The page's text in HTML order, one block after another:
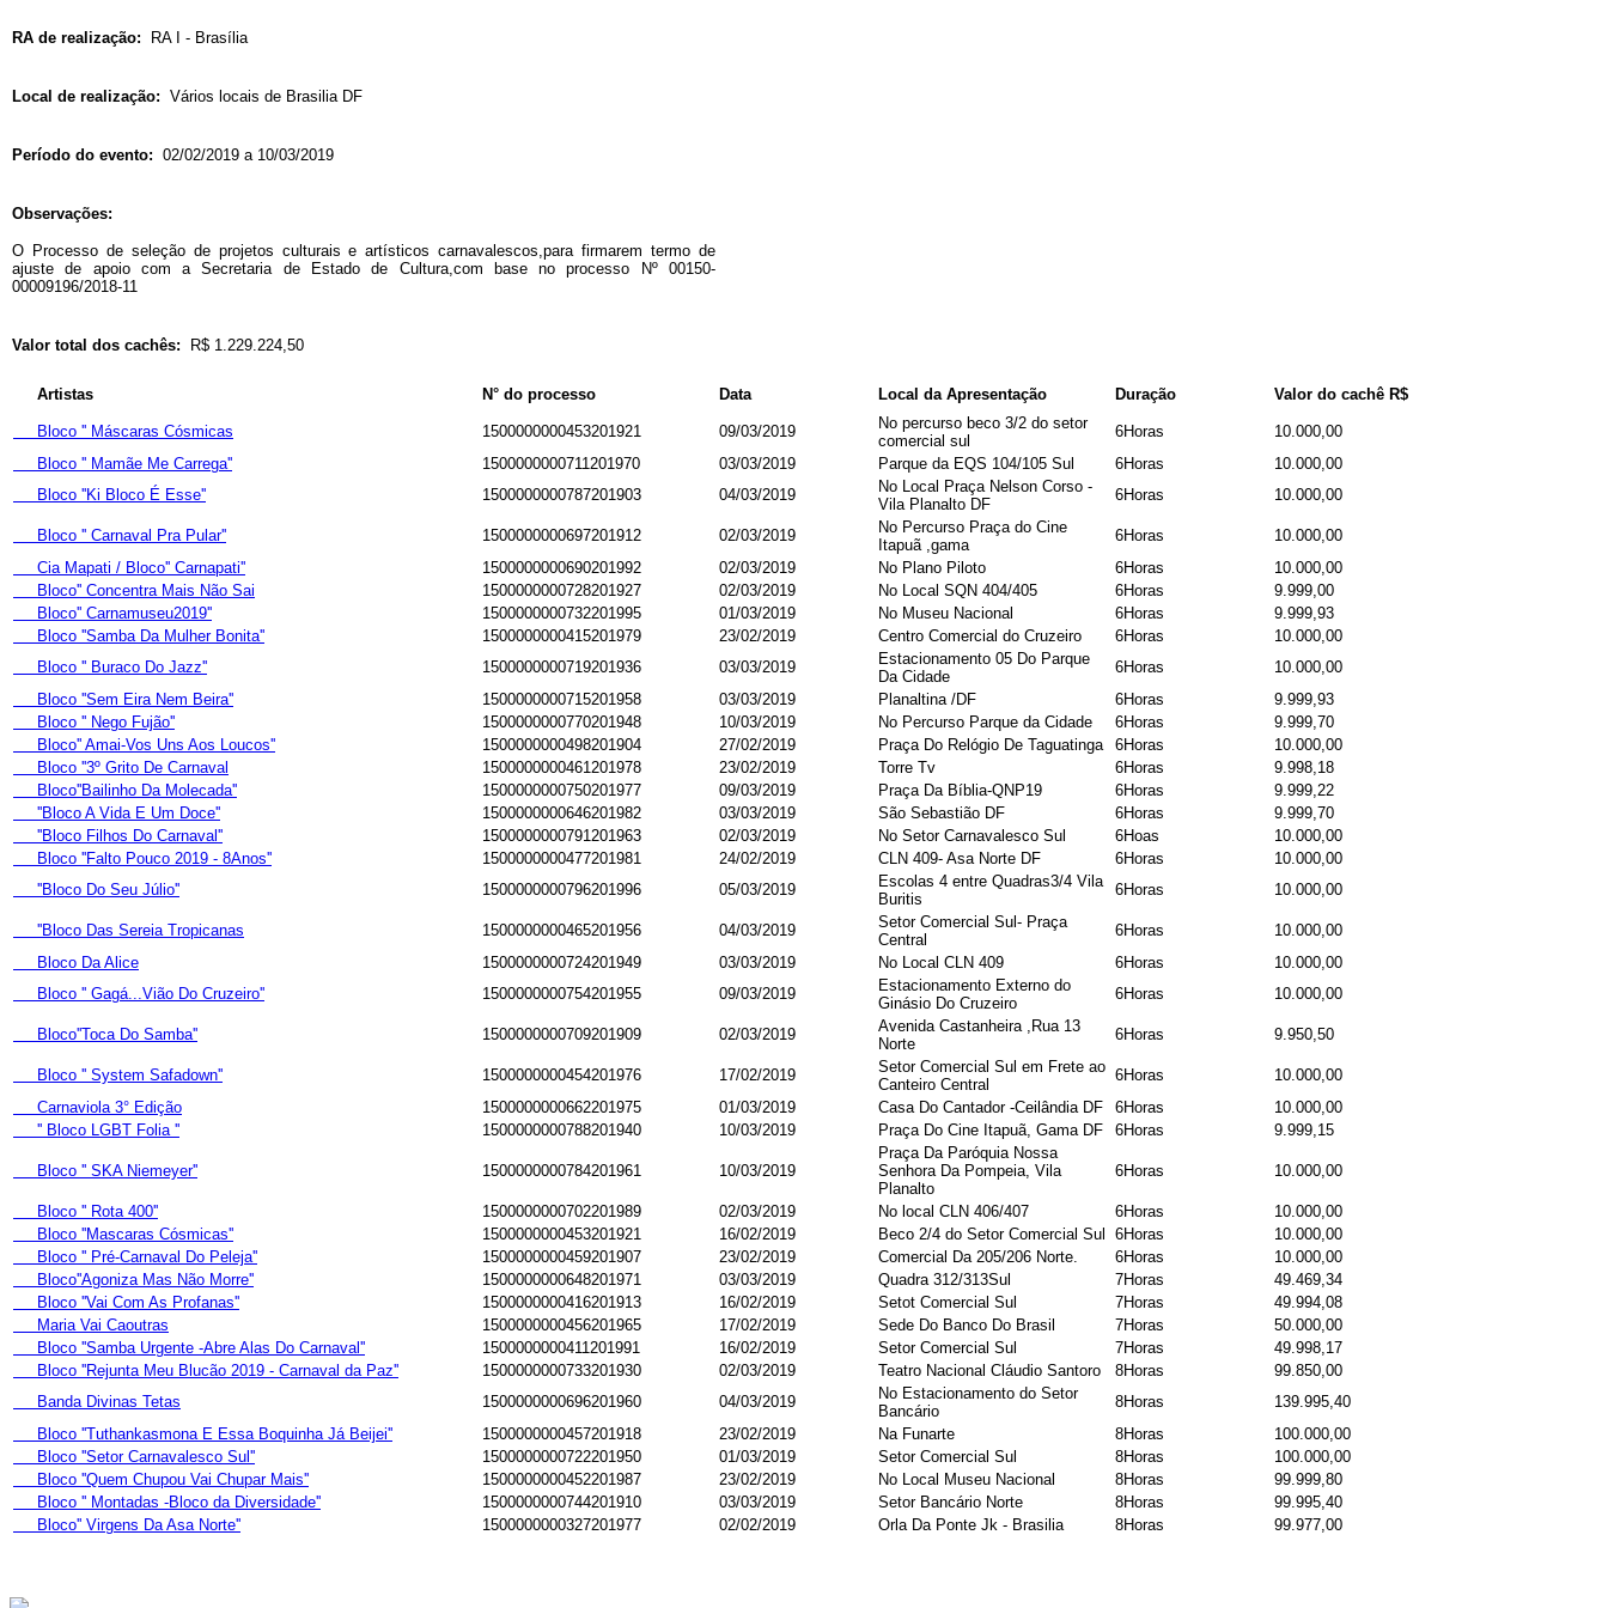
RA de realização: RA I - Brasília
Local de realização: Vários locais de Brasilia DF
Período do evento: 02/02/2019 a 10/03/2019
Observações:
O Processo de seleção de projetos culturais e artísticos carnavalescos,para firmarem termo de
ajuste de apoio com a Secretaria de Estado de Cultura,com base no processo Nº 00150-
00009196/2018-11
Valor total dos cachês: R$ 1.229.224,50
Artistas N° do processo Data Local da Apresentação Duração Valor do cachê R$
Bloco '' Máscaras Cósmicas 1500000000453201921 09/03/2019
No percurso beco 3/2 do setor
comercial sul
6Horas
10.000,00
Bloco '' Mamãe Me Carrega''
1500000000711201970 03/03/2019 Parque da EQS 104/105 Sul 6Horas
10.000,00
Bloco ''Ki Bloco É Esse''
1500000000787201903 04/03/2019
No Local Praça Nelson Corso -
Vila Planalto DF
6Horas 10.000,00
Bloco '' Carnaval Pra Pular'' 1500000000697201912 02/03/2019
No Percurso Praça do Cine
Itapuã ,gama
6Horas
10.000,00
Cia Mapati / Bloco'' Carnapati''
1500000000690201992 02/03/2019 No Plano Piloto 6Horas
10.000,00
Bloco'' Concentra Mais Não Sai
1500000000728201927 02/03/2019 No Local SQN 404/405 6Horas
9.999,00
Bloco'' Carnamuseu2019''
1500000000732201995 01/03/2019 No Museu Nacional 6Horas
9.999,93
Bloco ''Samba Da Mulher Bonita''
1500000000415201979 23/02/2019 Centro Comercial do Cruzeiro 6Horas
10.000,00
Bloco '' Buraco Do Jazz''
1500000000719201936 03/03/2019
Estacionamento 05 Do Parque
Da Cidade
6Horas
10.000,00
Bloco ''Sem Eira Nem Beira''
1500000000715201958 03/03/2019 Planaltina /DF 6Horas
9.999,93
Bloco '' Nego Fujão''
1500000000770201948 10/03/2019 No Percurso Parque da Cidade 6Horas
9.999,70
Bloco'' Amai-Vos Uns Aos Loucos''
1500000000498201904 27/02/2019 Praça Do Relógio De Taguatinga 6Horas
10.000,00
Bloco ''3º Grito De Carnaval
1500000000461201978 23/02/2019 Torre Tv 6Horas
9.998,18
Bloco''Bailinho Da Molecada''
1500000000750201977 09/03/2019 Praça Da Bíblia-QNP19 6Horas
9.999,22
''Bloco A Vida E Um Doce''
1500000000646201982 03/03/2019 São Sebastião DF 6Horas
9.999,70
''Bloco Filhos Do Carnaval''
1500000000791201963 02/03/2019 No Setor Carnavalesco Sul 6Hoas
10.000,00
Bloco ''Falto Pouco 2019 - 8Anos''
1500000000477201981 24/02/2019 CLN 409- Asa Norte DF 6Horas
10.000,00
''Bloco Do Seu Júlio''
1500000000796201996 05/03/2019
Escolas 4 entre Quadras3/4 Vila
Buritis
6Horas 10.000,00
''Bloco Das Sereia Tropicanas 1500000000465201956 04/03/2019
Setor Comercial Sul- Praça
Central
6Horas
10.000,00
Bloco Da Alice
1500000000724201949 03/03/2019 No Local CLN 409 6Horas
10.000,00
Bloco '' Gagá...Vião Do Cruzeiro''
1500000000754201955 09/03/2019
Estacionamento Externo do
Ginásio Do Cruzeiro
6Horas 10.000,00
Bloco''Toca Do Samba'' 1500000000709201909 02/03/2019
Avenida Castanheira ,Rua 13
Norte
6Horas 9.950,50
Bloco '' System Safadown'' 1500000000454201976 17/02/2019
Setor Comercial Sul em Frete ao
Canteiro Central
6Horas
10.000,00
Carnaviola 3° Edição
1500000000662201975 01/03/2019 Casa Do Cantador -Ceilândia DF 6Horas
10.000,00
'' Bloco LGBT Folia ''
1500000000788201940 10/03/2019 Praça Do Cine Itapuã, Gama DF 6Horas 9.999,15
Bloco '' SKA Niemeyer'' 1500000000784201961 10/03/2019
Praça Da Paróquia Nossa
Senhora Da Pompeia, Vila
Planalto
6Horas 10.000,00
Bloco '' Rota 400'' 1500000000702201989 02/03/2019 No local CLN 406/407 6Horas
10.000,00
Bloco ''Mascaras Cósmicas''
1500000000453201921 16/02/2019 Beco 2/4 do Setor Comercial Sul 6Horas
10.000,00
Bloco '' Pré-Carnaval Do Peleja''
1500000000459201907 23/02/2019 Comercial Da 205/206 Norte. 6Horas
10.000,00
Bloco''Agoniza Mas Não Morre''
1500000000648201971 03/03/2019 Quadra 312/313Sul 7Horas
49.469,34
Bloco ''Vai Com As Profanas''
1500000000416201913 16/02/2019 Setot Comercial Sul 7Horas
49.994,08
Maria Vai Caoutras
1500000000456201965 17/02/2019 Sede Do Banco Do Brasil 7Horas
50.000,00
Bloco ''Samba Urgente -Abre Alas Do Carnaval''
1500000000411201991 16/02/2019 Setor Comercial Sul 7Horas
49.998,17
Bloco ''Rejunta Meu Blucão 2019 - Carnaval da Paz''
1500000000733201930 02/03/2019 Teatro Nacional Cláudio Santoro 8Horas
99.850,00
Banda Divinas Tetas
1500000000696201960 04/03/2019
No Estacionamento do Setor
Bancário
8Horas
139.995,40
Bloco ''Tuthankasmona E Essa Boquinha Já Beijei''
1500000000457201918 23/02/2019 Na Funarte 8Horas
100.000,00
Bloco ''Setor Carnavalesco Sul''
1500000000722201950 01/03/2019 Setor Comercial Sul 8Horas
100.000,00
Bloco ''Quem Chupou Vai Chupar Mais''
1500000000452201987 23/02/2019 No Local Museu Nacional 8Horas
99.999,80
Bloco '' Montadas -Bloco da Diversidade''
1500000000744201910 03/03/2019 Setor Bancário Norte 8Horas
99.995,40
Bloco'' Virgens Da Asa Norte''
1500000000327201977 02/02/2019 Orla Da Ponte Jk - Brasilia 8Horas 99.977,00